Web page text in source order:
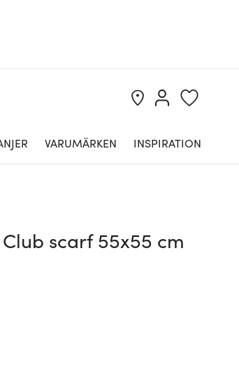
VARUMÄRKEN INSPIRATION
scarf 55x55 cm